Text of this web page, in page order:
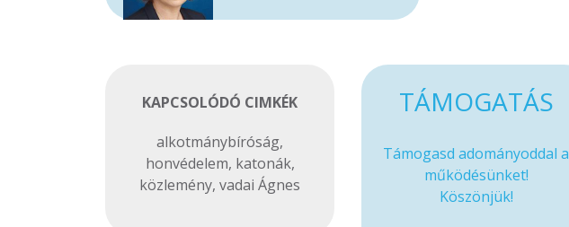
KAPCSOLÓDÓ CIMKÉK
alkotmánybíróság,
honvédelem, katonák,
közlemény, vadai Ágnes
TÁMOGATÁS
Támogasd adományoddal a
működésünket!
Köszönjük!